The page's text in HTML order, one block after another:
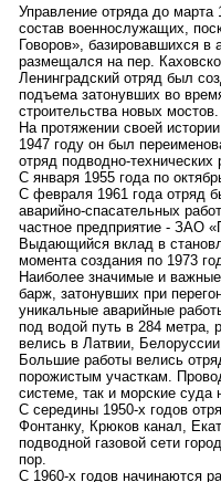
Управление отряда до марта
состав военнослужащих,
Говоров», базировавшихся в
размещался на пер.
Ленинградский отряд был
подъема затонувших во
строительства новых мостов.
На протяжении своей
1947 году он был
отряд подводно-
С января 1955 года по
С февраля 1961 года отряд
аварийно-спасательных
частное предприятие - ЗАО
Выдающийся вклад в
момента создания по 1973
Наиболее значимые и
барж, затонувших при
уникальные аварийные
под водой путь в 284 метра,
велись в Латвии,
Большие работы велись
порожистым участкам.
системе, так и морские суда
С середины 1950-х годов
Фонтанку, Крюков канал,
подводной газовой сети
пор.
С 1960-х годов начинаются